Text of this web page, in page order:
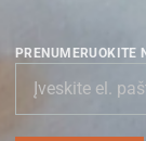
PRENUMERUOKITE